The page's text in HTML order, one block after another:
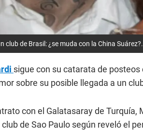
club de Brasil: ¿se muda con la China Suárez?.
sigue con su catarata de posteos
sobre su posible llegada a un
con el Galatasaray de
de Sao Paulo según reveló el